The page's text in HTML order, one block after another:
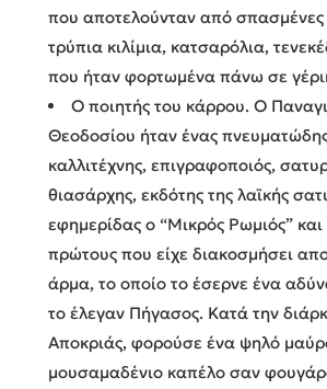
που αποτελούνταν από σπασμένες
τρύπια κιλίμια, κατσαρόλια,
που ήταν φορτωμένα πάνω σε
Ο ποιητής του κάρρου. Ο
Θεοδοσίου ήταν ένας
καλλιτέχνης, επιγραφοποιός,
θιασάρχης, εκδότης της λαϊκής
εφημερίδας ο “Μικρός Ρωμιός”
πρώτους που είχε διακοσμήσει
άρμα, το οποίο το έσερνε ένα
το έλεγαν Πήγασος. Κατά την
Αποκριάς, φορούσε ένα ψηλό
μουσαμαδένιο καπέλο σαν